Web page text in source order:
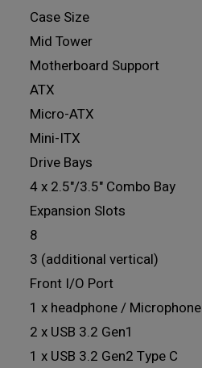
Case Size
Mid Tower
Motherboard Support
ATX
Micro-ATX
Mini-ITX
Drive Bays
4 x 2.5"/3.5" Combo Bay
Expansion Slots
8
3 (additional vertical)
Front I/O Port
1 x headphone / Microphone
2 x USB 3.2 Gen1
1 x USB 3.2 Gen2 Type C